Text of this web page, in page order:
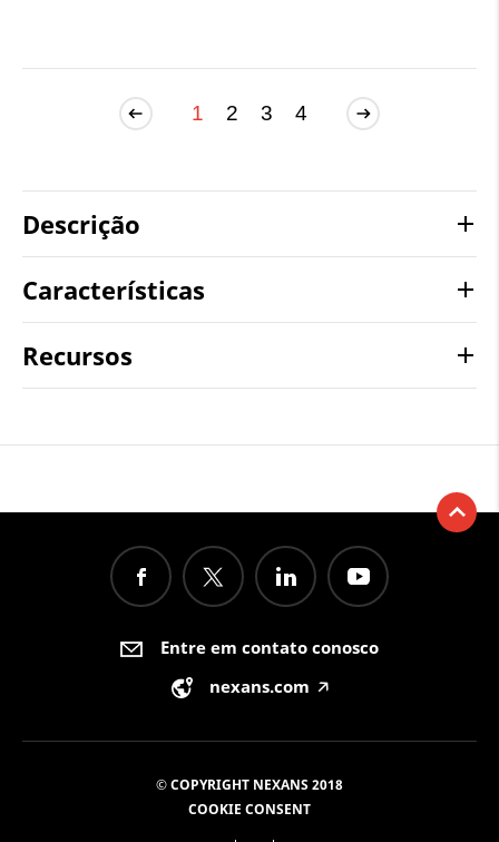
1 2 3 4
Descrição
Características
Recursos
Entre em contato conosco
nexans.com 🡥
© COPYRIGHT NEXANS 2018
COOKIE CONSENT